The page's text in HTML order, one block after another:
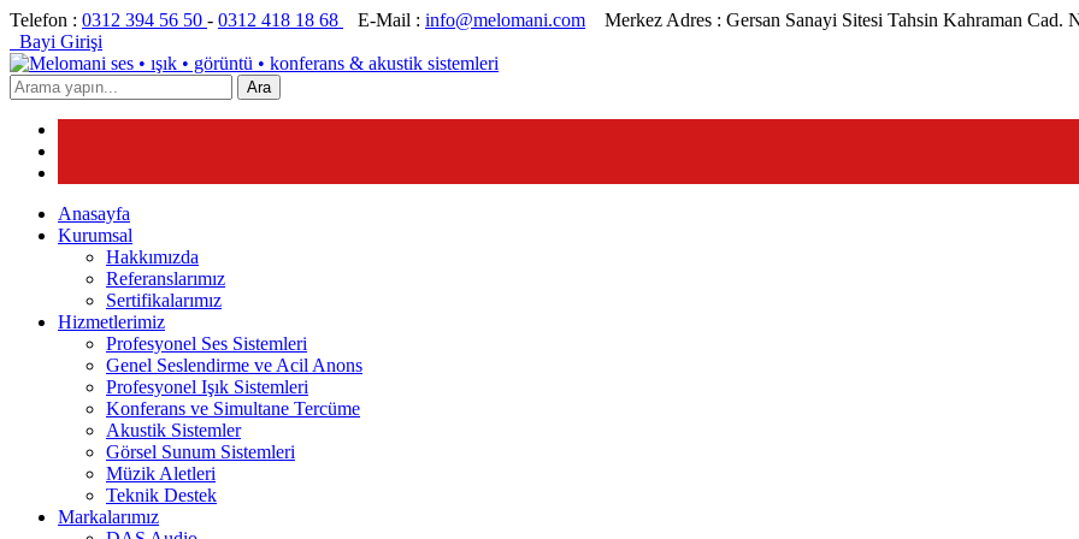
Telefon : 0312 394 56 50 - 0312 418 18 68 E-Mail : info@melomani.com Merkez Adres : Gersan Sanayi Sitesi Tahsin Kahraman Cad.
Bayi Girişi
Ara
Anasayfa
Kurumsal
Hakkımızda
Referanslarımız
Sertifikalarımız
Hizmetlerimiz
Profesyonel Ses Sistemleri
Genel Seslendirme ve Acil Anons
Profesyonel Işık Sistemleri
Konferans ve Simultane Tercüme
Akustik Sistemler
Görsel Sunum Sistemleri
Müzik Aletleri
Teknik Destek
Markalarımız